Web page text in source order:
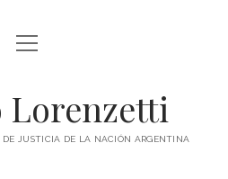
INICIO
LIBROS abrir
menú
abrir
menú
Lorenzetti
DE JUSTICIA DE LA NACIÓN ARGENTINA